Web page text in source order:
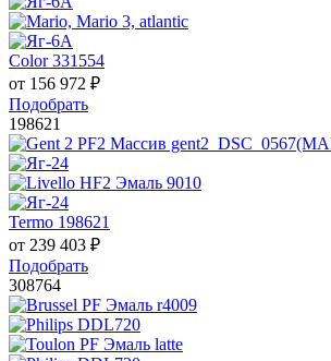
Color 331554
от 156 972 ₽
Подобрать
198621
Termo 198621
от 239 403 ₽
Подобрать
308764